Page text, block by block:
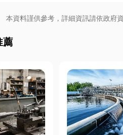
本資料謹供參考，詳細資訊請依政府
薦